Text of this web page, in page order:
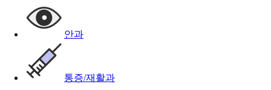
안과
통증/재활과